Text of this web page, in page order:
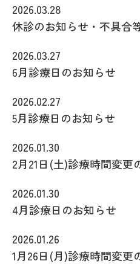
2026.03.28
休診のお知らせ・不具合
2026.03.27
6月診療日のお知らせ
2026.02.27
5月診療日のお知らせ
2026.01.30
2月21日(土)診療時間変更
2026.01.30
4月診療日のお知らせ
2026.01.26
1月26日(月)診療時間変更